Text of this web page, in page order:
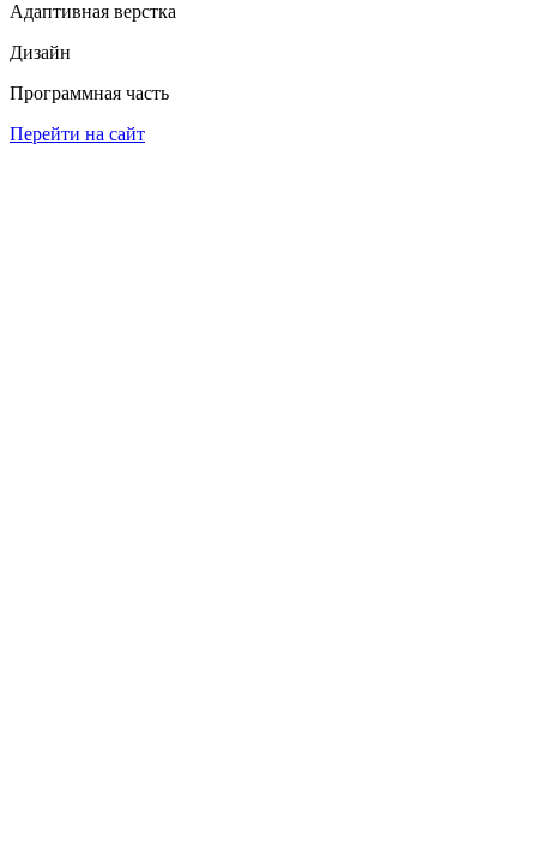
Адаптивная верстка
Дизайн
Программная часть
Перейти на сайт